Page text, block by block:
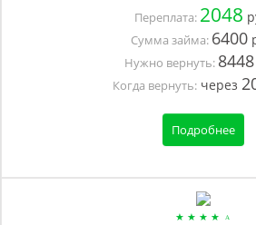
Переплата: 2048
Сумма займа: 6400
Нужно вернуть: 8448
Когда вернуть: через
Подробнее